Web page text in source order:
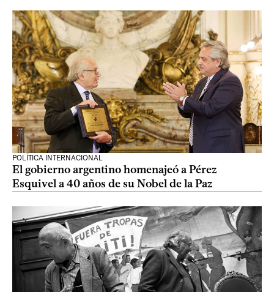
POLÍTICA INTERNACIONAL
El gobierno argentino homenajeó a Pérez
Esquivel a 40 años de su Nobel de la Paz